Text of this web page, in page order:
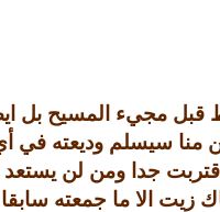
قبل مجيء المسيح بل
منا سيسلم وديعته في
جدا ومن لن
الا ما جمعته سابقا